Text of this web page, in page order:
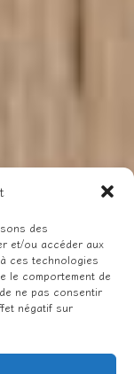
des
et/ou accéder aux
ces technologies
le comportement de
ne pas consentir
négatif sur